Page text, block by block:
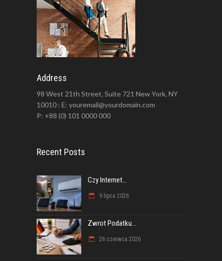
Address
98 West 21th Street, Suite 721 New York, NY
10010 : E: youremail@yourdomain.com
P: +88 (0) 101 0000 000
Recent Posts
Czy Internet...
9 lipca 2026
Zwrot Podatku...
26 czerwca 2026